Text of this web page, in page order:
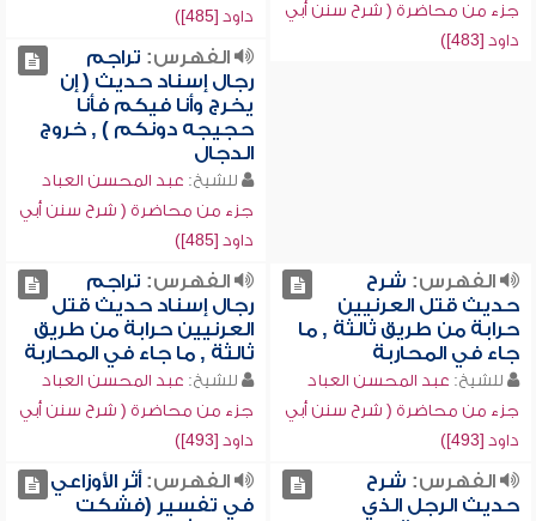
جزء من محاضرة ( شرح سنن أبي
داود [483])
داود [485])
الفهرس: تراجم
رجال إسناد حديث ( إن
يخرج وأنا فيكم فأنا
حجيجه دونكم ) , خروج
الدجال
للشيخ: عبد المحسن العباد
جزء من محاضرة ( شرح سنن أبي
داود [485])
الفهرس: شرح
حديث قتل العرنيين
حرابة من طريق ثالثة , ما
جاء في المحاربة
للشيخ: عبد المحسن العباد
جزء من محاضرة ( شرح سنن أبي
داود [493])
الفهرس: تراجم
رجال إسناد حديث قتل
العرنيين حرابة من طريق
ثالثة , ما جاء في المحاربة
للشيخ: عبد المحسن العباد
جزء من محاضرة ( شرح سنن أبي
داود [493])
الفهرس: شرح
حديث الرجل الذي
الفهرس:أثر الأوزاعي
في تفسير (فشكت